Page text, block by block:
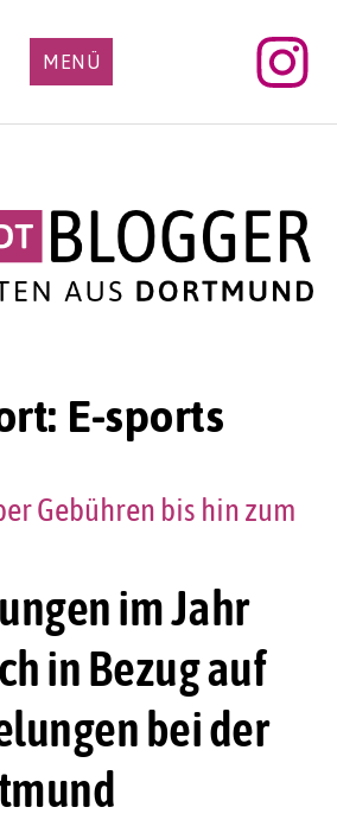
MENÜ
E-sports
im Jahr
in Bezug auf
bei der
Gebühren bis hin zum